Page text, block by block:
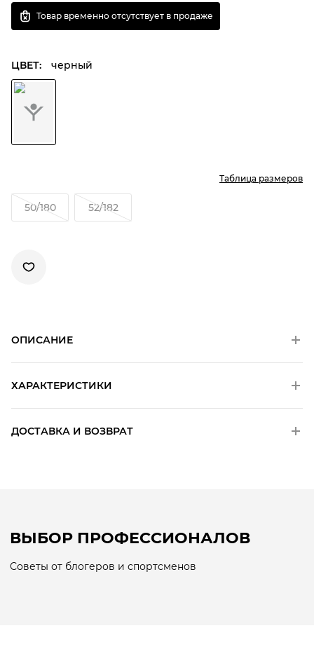
Товар временно отсутствует в продаже
ЦВЕТ: черный
Таблица размеров
50/180 52/182
ОПИСАНИЕ
ХАРАКТЕРИСТИКИ
ДОСТАВКА И ВОЗВРАТ
ВЫБОР ПРОФЕССИОНАЛОВ
Советы от блогеров и спортсменов